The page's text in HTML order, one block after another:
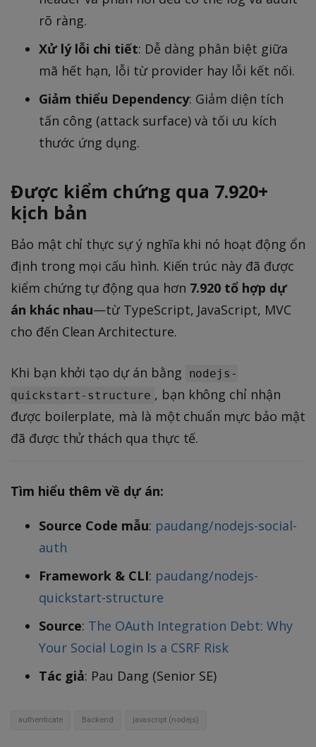
rõ ràng.
Xử lý lỗi chi tiết: Dễ dàng phân biệt giữa
mã hết hạn, lỗi từ provider hay lỗi kết nối.
Giảm thiểu Dependency: Giảm diện tích
tấn công (attack surface) và tối ưu kích
thước ứng dụng.
Được kiểm chứng qua 7.920+
kịch bản
Bảo mật chỉ thực sự ý nghĩa khi nó hoạt động ổn
định trong mọi cấu hình. Kiến trúc này đã được
kiểm chứng tự động qua hơn 7.920 tổ hợp dự
án khác nhau—từ TypeScript, JavaScript, MVC
cho đến Clean Architecture.
Khi bạn khởi tạo dự án bằng
nodejs-
quickstart-structure , bạn không chỉ nhận
được boilerplate, mà là một chuẩn mực bảo mật
đã được thử thách qua thực tế.
Tìm hiểu thêm về dự án:
Source Code mẫu: paudang/nodejs-social-
auth
Framework & CLI: paudang/nodejs-
quickstart-structure
Source: The OAuth Integration Debt: Why
Your Social Login Is a CSRF Risk
Tác giả: Pau Dang (Senior SE)
authenticate Backend javascript (nodejs)